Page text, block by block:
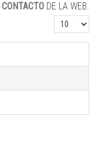
CONTACTO DE LA WEB.
Cantidad